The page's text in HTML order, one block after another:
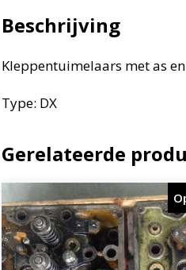
Beschrijving
Kleppentuimelaars met as
Type: DX
Gerelateerde